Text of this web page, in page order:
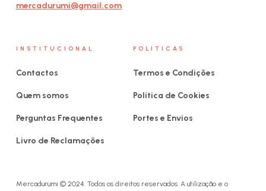
mercadurumi@gmail.com
INSTITUCIONAL
Contactos
Quem somos
Perguntas Frequentes
Livro de Reclamações
POLITICAS
Termos e Condições
Política de Cookies
Portes e Envios
Mercadurumi © 2024. Todos os direitos reservados. A utilização e o